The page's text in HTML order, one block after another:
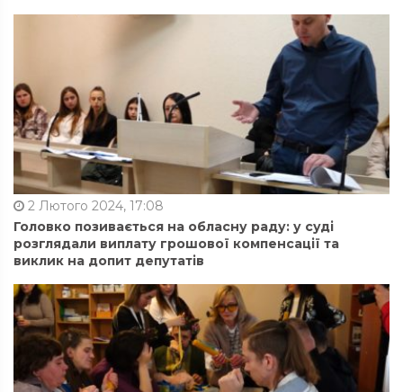
2 Лютого 2024, 17:08
Головко позивається на обласну раду: у суді
розглядали виплату грошової компенсації та
виклик на допит депутатів